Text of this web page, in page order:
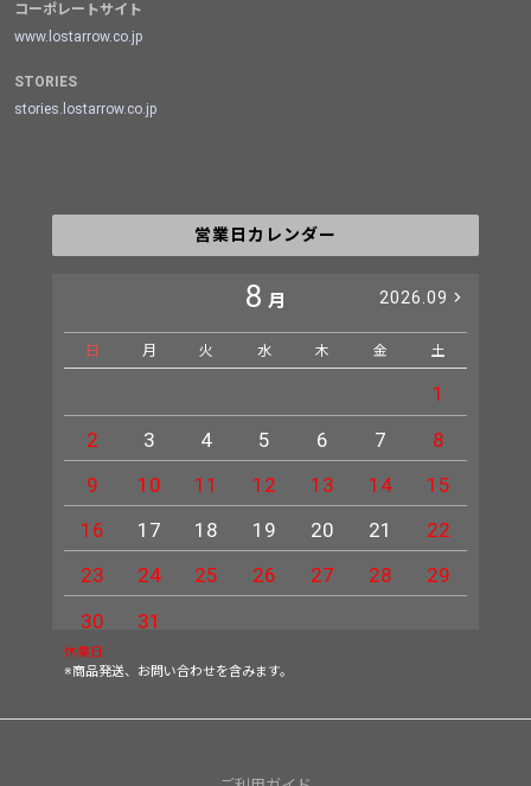
コーポレートサイト
www.lostarrow.co.jp
STORIES
stories.lostarrow.co.jp
営業日カレンダー
8 月 2026.09
日 月 火 水 木 金 土
1
2
3 4 5 6 7
8
9
10 11 12 13 14
15
16
17 18 19 20 21
22
23
24 25 26 27 28
29
30
31
休業日
※商品発送、お問い合わせを含みます。